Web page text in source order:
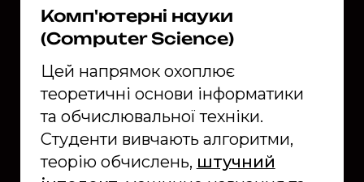
Комп'ютерні науки
(Computer Science)
Цей напрямок охоплює
теоретичні основи інформатики
та обчислювальної техніки.
Студенти вивчають алгоритми,
теорію обчислень, штучний